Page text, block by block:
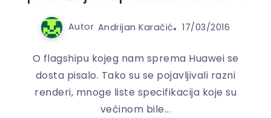
Autor Andrijan Karačić 17/03/2016
O flagshipu kojeg nam sprema Huawei se
dosta pisalo. Tako su se pojavljivali razni
renderi, mnoge liste specifikacija koje su
većinom bile...